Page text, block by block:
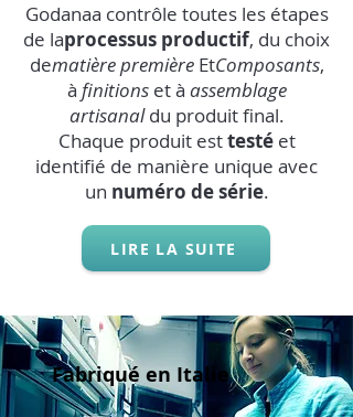
Godanaa contrôle toutes les étapes
de laprocessus productif, du choix
dematière première EtComposants,
à finitions et à assemblage
artisanaldu produit final.
Chaque produit esttesté et
identifié de manière unique avec
un numéro de série.
LIRE LA SUITE
Fabriqué en Italie